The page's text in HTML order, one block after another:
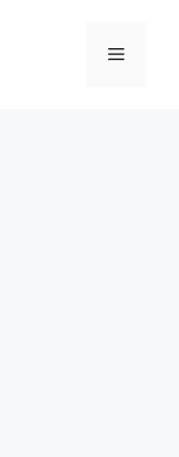
Menu